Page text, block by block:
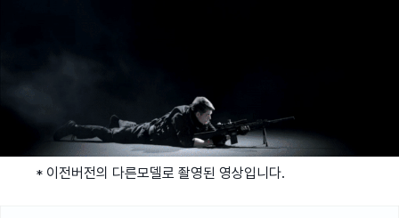
* 이전버전의 다른모델로 좔영된 영상입니다.